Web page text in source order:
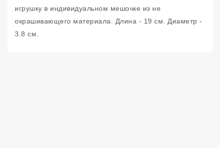
игрушку в индивидуальном мешочке из не
окрашивающего материала. Длина - 19 см. Диаметр -
3.8 см.